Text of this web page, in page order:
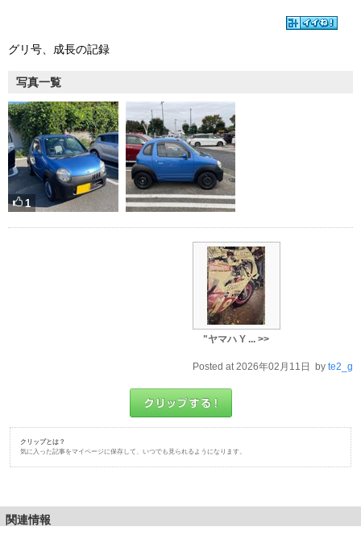
グリ号、成長の記録
写真一覧
1
"ヤマハ Y ... >>
Posted at 2026年02月11日 by te2_g
クリップとは？
気に入った記事をマイページに保存して、いつでも見られるようになります。
関連情報